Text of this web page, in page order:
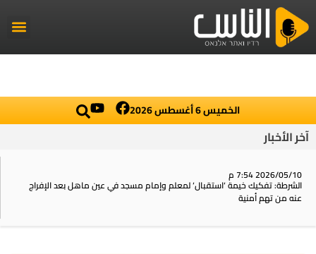
الخميس 6 أغسطس 2026
آخر الأخبار
2026/05/10 7:54 م
الشرطة: تفكيك خيمة ‘استقبال‘ لمعلم وإمام مسجد في عين ماهل بعد الإفراج
عنه من تهم أمنية